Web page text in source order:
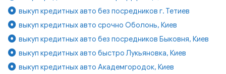
выкуп кредитных авто без посредников г. Тетиев
выкуп кредитных авто срочно Оболонь, Киев
выкуп кредитных авто без посредников Быковня, Киев
выкуп кредитных авто быстро Лукьяновка, Киев
выкуп кредитных авто Академгородок, Киев